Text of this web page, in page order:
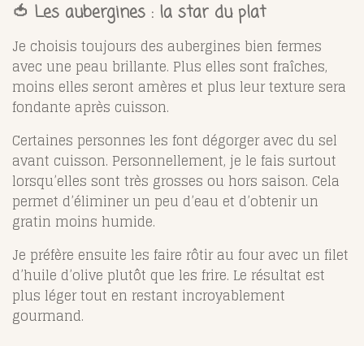
🍅 Les aubergines : la star du plat
Je choisis toujours des aubergines bien fermes
avec une peau brillante. Plus elles sont fraîches,
moins elles seront amères et plus leur texture sera
fondante après cuisson.
Certaines personnes les font dégorger avec du sel
avant cuisson. Personnellement, je le fais surtout
lorsqu’elles sont très grosses ou hors saison. Cela
permet d’éliminer un peu d’eau et d’obtenir un
gratin moins humide.
Je préfère ensuite les faire rôtir au four avec un filet
d’huile d’olive plutôt que les frire. Le résultat est
plus léger tout en restant incroyablement
gourmand.